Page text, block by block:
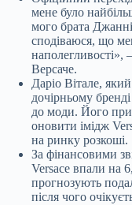
мене було
мого брата
сподіваюся, що
наполегливості»,
Версаче.
Даріо Вітале,
дочірньому
до моди. Його
оновити імідж
на ринку розкоші.
За фінансовими
Versace впали на
прогнозують
після чого